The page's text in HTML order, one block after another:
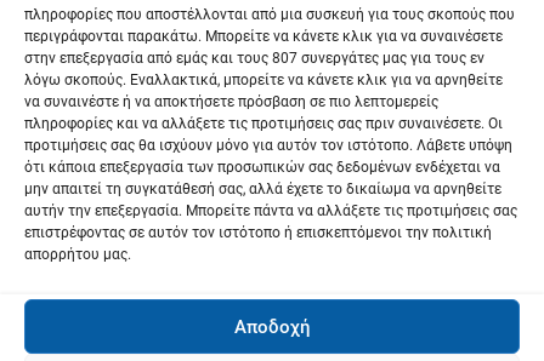
πληροφορίες που αποστέλλονται από μια συσκευή για τους σκοπούς που
περιγράφονται παρακάτω. Μπορείτε να κάνετε κλικ για να συναινέσετε
στην επεξεργασία από εμάς και τους 807 συνεργάτες μας για τους εν
λόγω σκοπούς. Εναλλακτικά, μπορείτε να κάνετε κλικ για να αρνηθείτε
να συναινέστε ή να αποκτήσετε πρόσβαση σε πιο λεπτομερείς
πληροφορίες και να αλλάξετε τις προτιμήσεις σας πριν συναινέσετε. Οι
προτιμήσεις σας θα ισχύουν μόνο για αυτόν τον ιστότοπο. Λάβετε υπόψη
ότι κάποια επεξεργασία των προσωπικών σας δεδομένων ενδέχεται να
μην απαιτεί τη συγκατάθεσή σας, αλλά έχετε το δικαίωμα να αρνηθείτε
αυτήν την επεξεργασία. Μπορείτε πάντα να αλλάξετε τις προτιμήσεις σας
επιστρέφοντας σε αυτόν τον ιστότοπο ή επισκεπτόμενοι την πολιτική
απορρήτου μας.
Αποδοχή
ή
γ
η
σ
η
γεωτρήσεων ενόψει νέας καλλιεργητικής
περιόδου